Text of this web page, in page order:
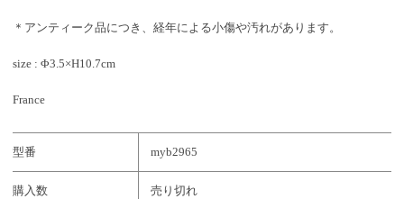
＊アンティーク品につき、経年による小傷や汚れがあります。
size : Φ3.5×H10.7cm
France
型番 myb2965
購入数 売り切れ